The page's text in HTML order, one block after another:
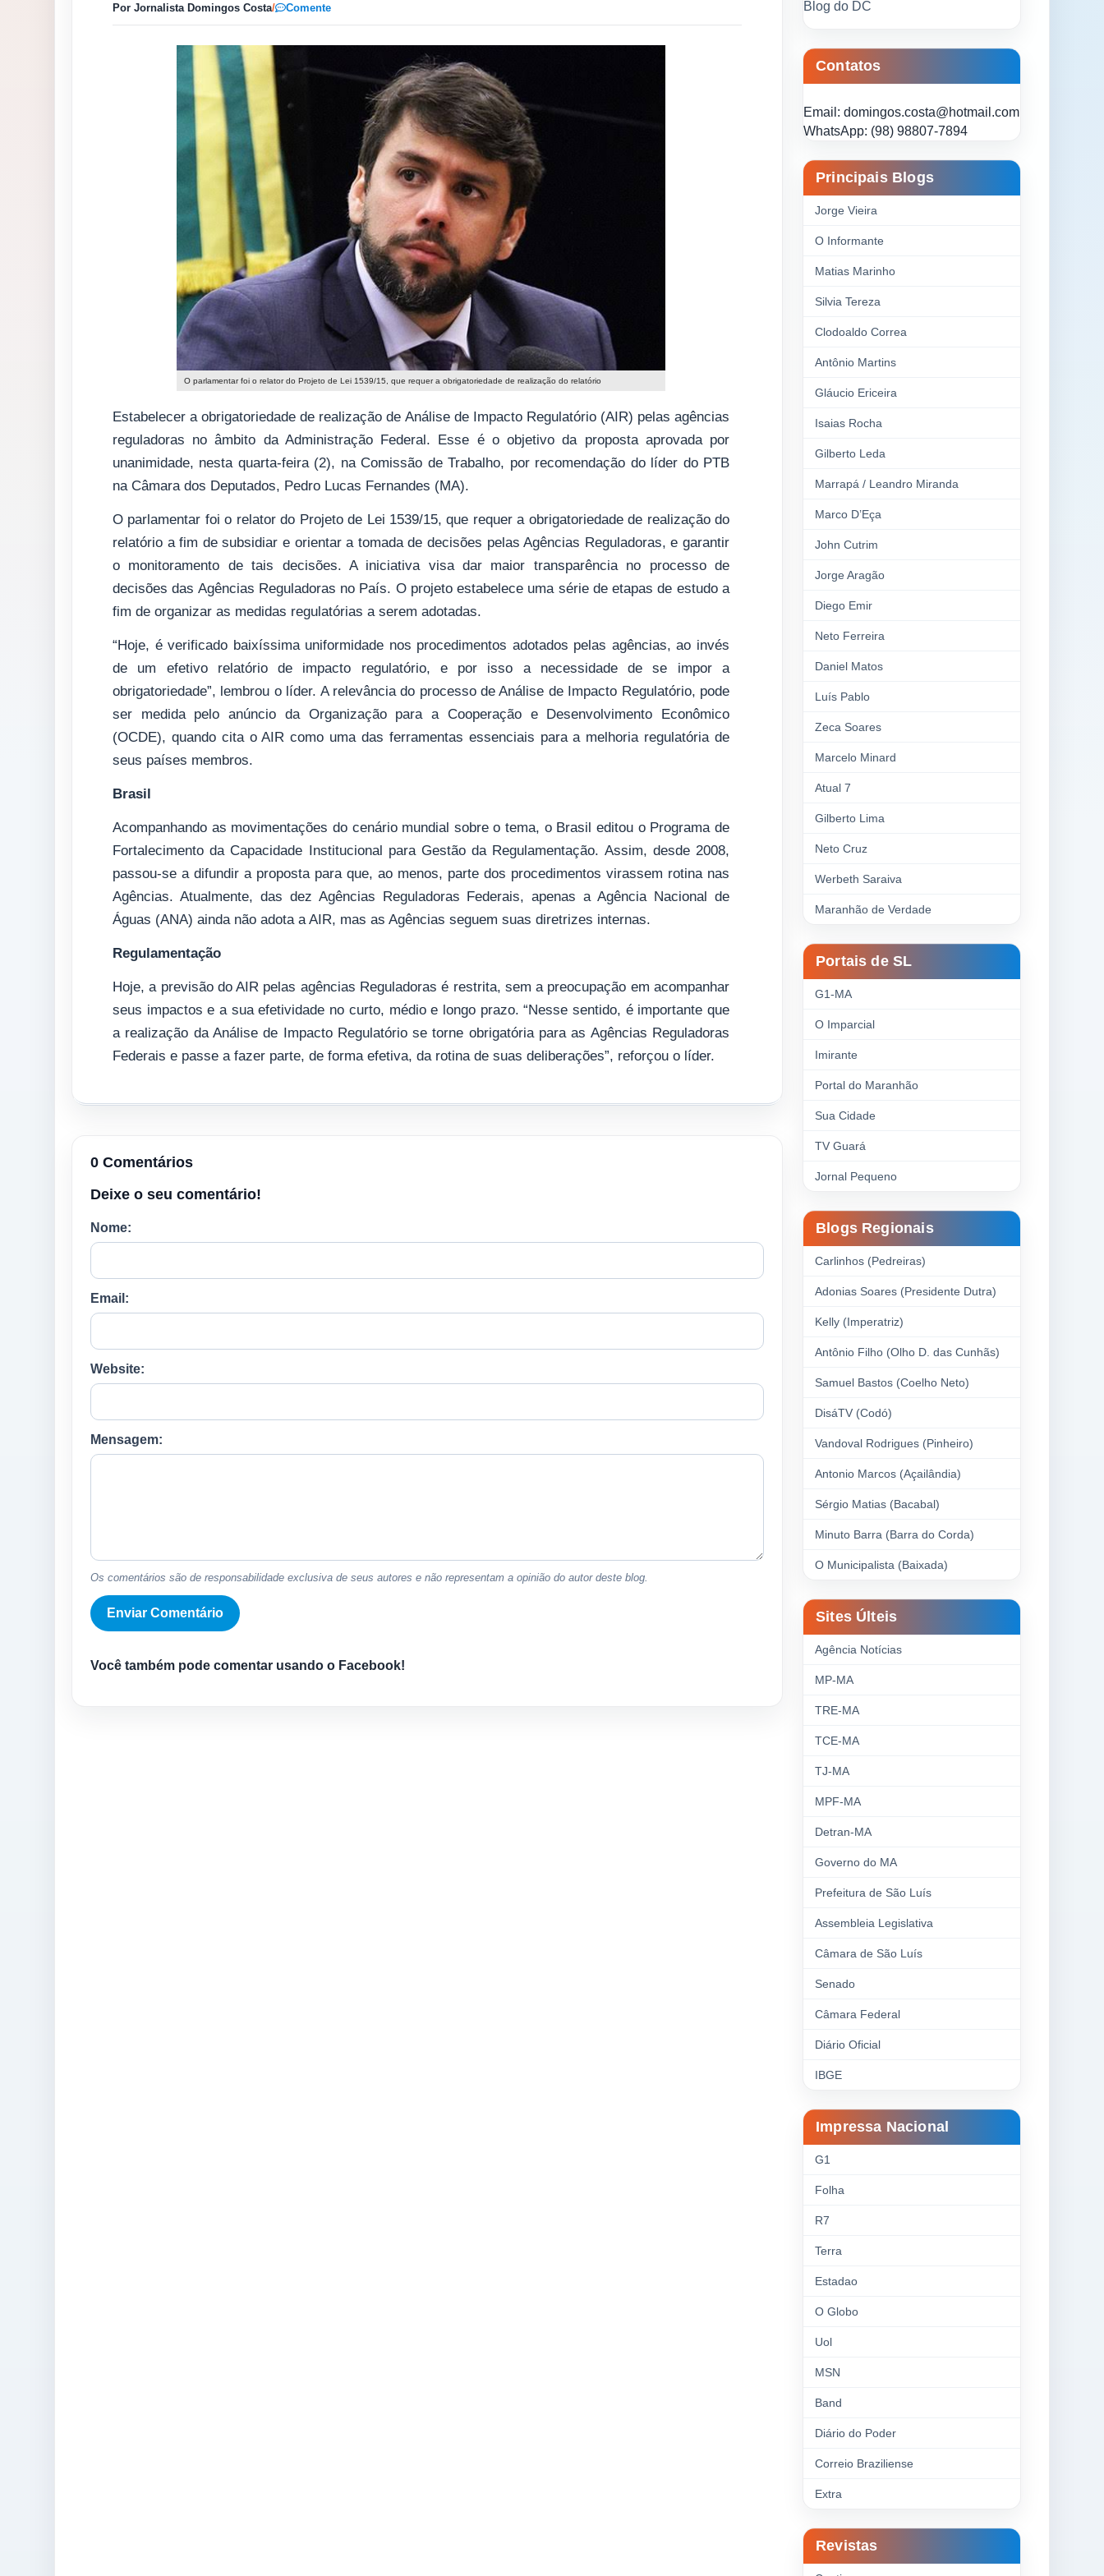
Por Jornalista Domingos Costa/ Comente
O parlamentar foi o relator do Projeto de Lei 1539/15, que requer a obrigatoriedade de realização do relatório
Estabelecer a obrigatoriedade de realização de Análise de Impacto Regulatório (AIR) pelas agências
reguladoras no âmbito da Administração Federal. Esse é o objetivo da proposta aprovada por
unanimidade, nesta quarta-feira (2), na Comissão de Trabalho, por recomendação do líder do PTB
na Câmara dos Deputados, Pedro Lucas Fernandes (MA).
O parlamentar foi o relator do Projeto de Lei 1539/15, que requer a obrigatoriedade de realização do
relatório a fim de subsidiar e orientar a tomada de decisões pelas Agências Reguladoras, e garantir
o monitoramento de tais decisões. A iniciativa visa dar maior transparência no processo de
decisões das Agências Reguladoras no País. O projeto estabelece uma série de etapas de estudo a
fim de organizar as medidas regulatórias a serem adotadas.
“Hoje, é verificado baixíssima uniformidade nos procedimentos adotados pelas agências, ao invés
de um efetivo relatório de impacto regulatório, e por isso a necessidade de se impor a
obrigatoriedade”, lembrou o líder. A relevância do processo de Análise de Impacto Regulatório, pode
ser medida pelo anúncio da Organização para a Cooperação e Desenvolvimento Econômico
(OCDE), quando cita o AIR como uma das ferramentas essenciais para a melhoria regulatória de
seus países membros.
Brasil
Acompanhando as movimentações do cenário mundial sobre o tema, o Brasil editou o Programa de
Fortalecimento da Capacidade Institucional para Gestão da Regulamentação. Assim, desde 2008,
passou-se a difundir a proposta para que, ao menos, parte dos procedimentos virassem rotina nas
Agências. Atualmente, das dez Agências Reguladoras Federais, apenas a Agência Nacional de
Águas (ANA) ainda não adota a AIR, mas as Agências seguem suas diretrizes internas.
Regulamentação
Hoje, a previsão do AIR pelas agências Reguladoras é restrita, sem a preocupação em acompanhar
seus impactos e a sua efetividade no curto, médio e longo prazo. “Nesse sentido, é importante que
a realização da Análise de Impacto Regulatório se torne obrigatória para as Agências Reguladoras
Federais e passe a fazer parte, de forma efetiva, da rotina de suas deliberações”, reforçou o líder.
0 Comentários
Deixe o seu comentário!
Nome:
Email:
Website:
Mensagem:
Os comentários são de responsabilidade exclusiva de seus autores e não representam a opinião do autor deste blog.
Você também pode comentar usando o Facebook!
Blog do DC
Contatos
Email: domingos.costa@hotmail.com
WhatsApp: (98) 98807-7894
Principais Blogs
Jorge Vieira
O Informante
Matias Marinho
Silvia Tereza
Clodoaldo Correa
Antônio Martins
Gláucio Ericeira
Isaias Rocha
Gilberto Leda
Marrapá / Leandro Miranda
Marco D’Eça
John Cutrim
Jorge Aragão
Diego Emir
Neto Ferreira
Daniel Matos
Luís Pablo
Zeca Soares
Marcelo Minard
Atual 7
Gilberto Lima
Neto Cruz
Werbeth Saraiva
Maranhão de Verdade
Portais de SL
G1-MA
O Imparcial
Imirante
Portal do Maranhão
Sua Cidade
TV Guará
Jornal Pequeno
Blogs Regionais
Carlinhos (Pedreiras)
Adonias Soares (Presidente Dutra)
Kelly (Imperatriz)
Antônio Filho (Olho D. das Cunhãs)
Samuel Bastos (Coelho Neto)
DisáTV (Codó)
Vandoval Rodrigues (Pinheiro)
Antonio Marcos (Açailândia)
Sérgio Matias (Bacabal)
Minuto Barra (Barra do Corda)
O Municipalista (Baixada)
Sites Últeis
Agência Notícias
MP-MA
TRE-MA
TCE-MA
TJ-MA
MPF-MA
Detran-MA
Governo do MA
Prefeitura de São Luís
Assembleia Legislativa
Câmara de São Luís
Senado
Câmara Federal
Diário Oficial
IBGE
Impressa Nacional
G1
Folha
R7
Terra
Estadao
O Globo
Uol
MSN
Band
Diário do Poder
Correio Braziliense
Extra
Revistas